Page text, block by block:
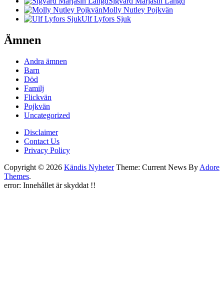
Molly Nutley Pojkvän
Ulf Lyfors Sjuk
Ämnen
Andra ämnen
Barn
Död
Familj
Flickvän
Pojkvän
Uncategorized
Disclaimer
Contact Us
Privacy Policy
Copyright © 2026 Kändis NyheterTheme: Current News By Adore
Themes.
error: Innehållet är skyddat !!